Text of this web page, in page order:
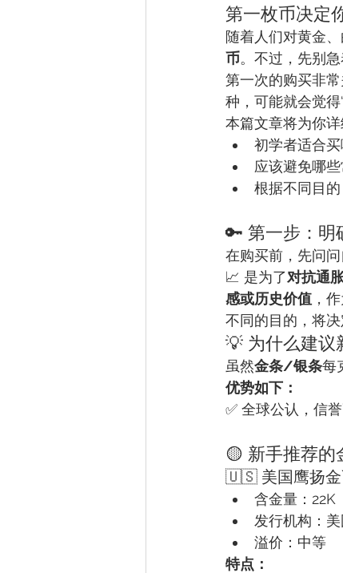
第一枚币决定
随着人们对黄金
币。不过，先别急
第一次的购买非
种，可能就会觉得
本篇文章将为你详
初学者适合买
应该避免哪
根据不同目
🔑 第一步：明
在购买前，先问问
📈 是为了对抗通
感或历史价值 ，
不同的目的，将决
💡 为什么建议
虽然金条/银条每
优势如下：
✅ 全球公认，信
🟡 新手推荐的
🇺🇸 美国鹰扬金
含金量：22K
发行机构：
溢价：中等
特点：